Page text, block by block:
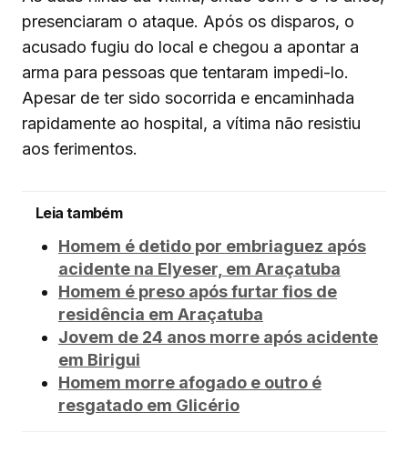
presenciaram o ataque. Após os disparos, o
acusado fugiu do local e chegou a apontar a
arma para pessoas que tentaram impedi-lo.
Apesar de ter sido socorrida e encaminhada
rapidamente ao hospital, a vítima não resistiu
aos ferimentos.
Leia também
Homem é detido por embriaguez após
acidente na Elyeser, em Araçatuba
Homem é preso após furtar fios de
residência em Araçatuba
Jovem de 24 anos morre após acidente
em Birigui
Homem morre afogado e outro é
resgatado em Glicério